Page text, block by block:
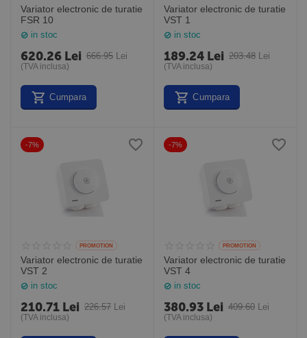
Variator electronic de turatie
FSR 10
in stoc
666.95 Lei
620.26 Lei
(TVA inclusa)
Cumpara
Variator electronic de turatie
VST 1
in stoc
203.48 Lei
189.24 Lei
(TVA inclusa)
Cumpara
-7%
PROMOTION
Variator electronic de turatie
VST 2
in stoc
226.57 Lei
210.71 Lei
(TVA inclusa)
-7%
PROMOTION
Variator electronic de turatie
VST 4
in stoc
409.60 Lei
380.93 Lei
(TVA inclusa)